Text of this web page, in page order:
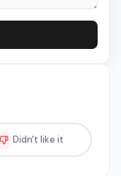
Didn't like it